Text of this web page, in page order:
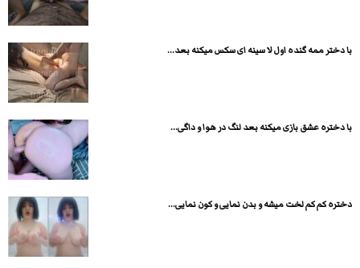
با دختر ممه گنده اول لا سینه ای سکس میکنه بعد...
با دختره عشق بازی میکنه بعد لنگ در هوا و داگی...
دختره کم کم لخت میشه و بدن نمایی و کون نمایی...